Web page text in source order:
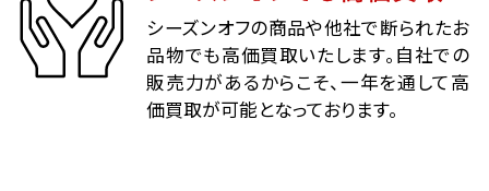
シーズンオフの商品や他社で断られたお
品物でも高価買取いたします。自社での
販売力があるからこそ、一年を通して高
価買取が可能となっております。